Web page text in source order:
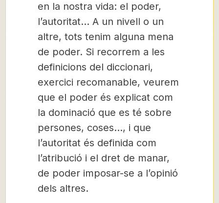
en la nostra vida: el poder,
l’autoritat… A un nivell o un
altre, tots tenim alguna mena
de poder. Si recorrem a les
definicions del diccionari,
exercici recomanable, veurem
que el poder és explicat com
la dominació que es té sobre
persones, coses…, i que
l’autoritat és definida com
l’atribució i el dret de manar,
de poder imposar-se a l’opinió
dels altres.